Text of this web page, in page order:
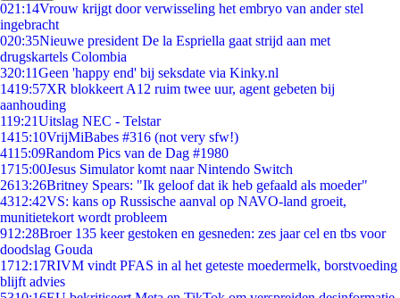
021:14Vrouw krijgt door verwisseling het embryo van ander stel
ingebracht
020:35Nieuwe president De la Espriella gaat strijd aan met
drugskartels Colombia
320:11Geen 'happy end' bij seksdate via Kinky.nl
1419:57XR blokkeert A12 ruim twee uur, agent gebeten bij
aanhouding
119:21Uitslag NEC - Telstar
1415:10VrijMiBabes #316 (not very sfw!)
4115:09Random Pics van de Dag #1980
1715:00Jesus Simulator komt naar Nintendo Switch
2613:26Britney Spears: "Ik geloof dat ik heb gefaald als moeder"
4312:42VS: kans op Russische aanval op NAVO-land groeit,
munitietekort wordt probleem
912:28Broer 135 keer gestoken en gesneden: zes jaar cel en tbs voor
doodslag Gouda
1712:17RIVM vindt PFAS in al het geteste moedermelk, borstvoeding
blijft advies